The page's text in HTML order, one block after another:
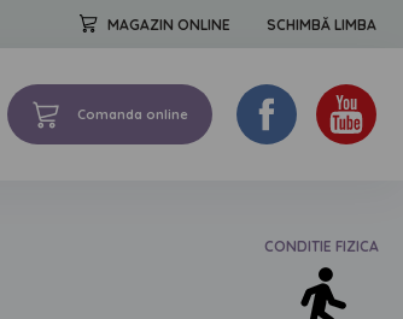
MAGAZIN ONLINE SCHIMBĂ LIMBA
Comanda online
CONDITIE FIZICA